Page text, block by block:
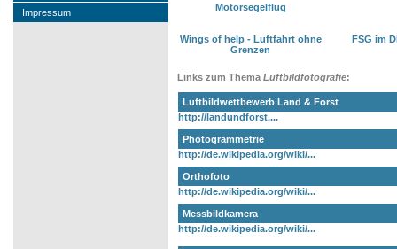
Impressum
Motorsegelflug
Wings of help - Luftfahrt ohne
Grenzen
FSG im
Links zum Thema Luftbildfotografie:
Luftbildwettbewerb Land & Forst
http://landundforst....
Photogrammetrie
http://de.wikipedia.org/wiki/...
Orthofoto
http://de.wikipedia.org/wiki/...
Messbildkamera
http://de.wikipedia.org/wiki/...